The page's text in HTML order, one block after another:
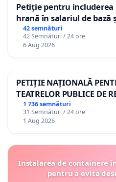
Petiție pentru
hrană în salariul de bază
gradațiilor de vechime
personali
42 semnături
42 Semnături / 24 ore
6 Aug 2026
PETIȚIE NAȚIONALĂ
TEATRELOR PUBLICE DE
ROMÂNIA
1 736 semnături
31 Semnături / 24 ore
1 Aug 2026
Instalarea de containere
pentru a evita